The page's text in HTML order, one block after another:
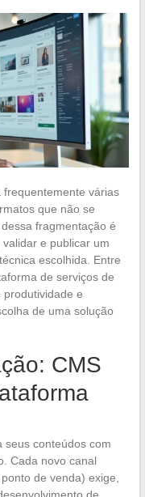
frequentemente várias
que não se
fragmentação é
e publicar um
escolhida. Entre
de serviços de
e
de uma solução
CMS
seus conteúdos com
Cada novo canal
de venda) exige,